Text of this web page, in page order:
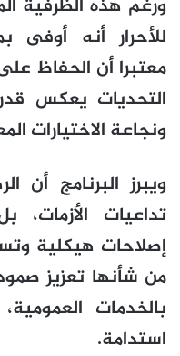
ورغم هذه الظرفية
للأحرار أنه أوفى
معتبرا أن الحفاظ
التحديات يعكس
ونجاعة الاختيارات
ويبرز البرنامج أن
تداعيات الأزمات،
إصلاحات هيكلية
من شأنها تعزيز صمود
بالخدمات
استدامة.